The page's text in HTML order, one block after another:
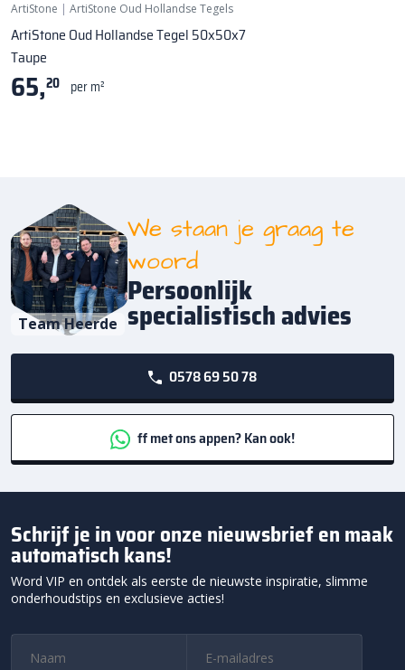
ArtiStone | ArtiStone Oud Hollandse Tegels
ArtiStone Oud Hollandse Tegel 50x50x7
Taupe
65,20 per m²
Team Heerde
We staan je graag te
woord
Persoonlijk
specialistisch advies
0578 69 50 78
ff met ons appen? Kan ook!
Schrijf je in voor onze nieuwsbrief en maak
automatisch kans!
Word VIP en ontdek als eerste de nieuwste inspiratie, slimme
onderhoudstips en exclusieve acties!